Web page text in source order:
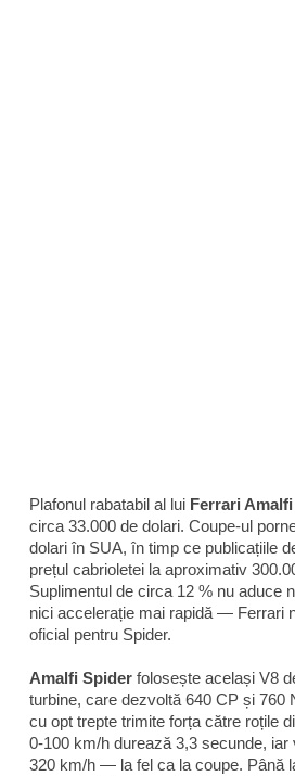
Plafonul rabatabil al lui Ferrari
circa 33.000 de dolari. Coupe-ul
dolari în SUA, în timp ce publicațiile
prețul cabrioletei la aproximativ
Suplimentul de circa 12 % nu aduce
nici accelerație mai rapidă — Ferrari
oficial pentru Spider.
Amalfi Spider folosește același V8
turbine, care dezvoltă 640 CP și 760
cu opt trepte trimite forța către roțile
0-100 km/h durează 3,3 secunde,
320 km/h — la fel ca la coupe. Până